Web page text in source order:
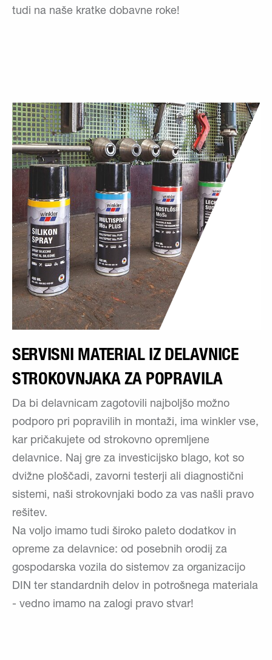
tudi na naše kratke dobavne roke!
SERVISNI MATERIAL IZ DELAVNICE
STROKOVNJAKA ZA POPRAVILA
Da bi delavnicam zagotovili najboljšo možno
podporo pri popravilih in montaži, ima winkler vse,
kar pričakujete od strokovno opremljene
delavnice. Naj gre za investicijsko blago, kot so
dvižne ploščadi, zavorni testerji ali diagnostični
sistemi, naši strokovnjaki bodo za vas našli pravo
rešitev.
Na voljo imamo tudi široko paleto dodatkov in
opreme za delavnice: od posebnih orodij za
gospodarska vozila do sistemov za organizacijo
DIN ter standardnih delov in potrošnega materiala
- vedno imamo na zalogi pravo stvar!